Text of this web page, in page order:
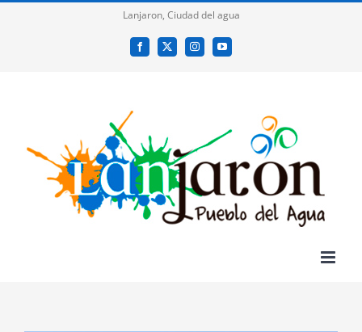
Lanjaron, Ciudad del agua
Facebook
X InstagramYouTube